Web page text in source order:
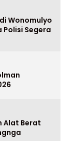
Wonomulyo
Polisi Segera
Alat Berat